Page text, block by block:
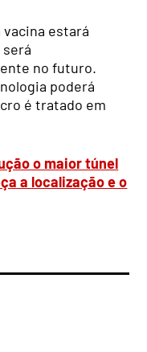
estará
no futuro.
poderá
é tratado em
o maior túnel
a localização e o